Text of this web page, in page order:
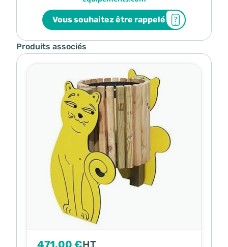
Vous souhaitez être rappelé
Produits associés
471,00 €HT